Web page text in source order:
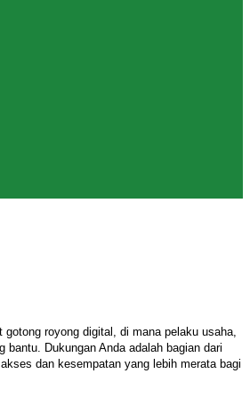
gotong royong digital, di mana pelaku usaha,
bantu. Dukungan Anda adalah bagian dari
dan kesempatan yang lebih merata bagi